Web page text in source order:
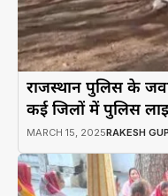
राजस्थान पुलिस के
कई जिलों में पुलिस
MARCH 15, 2025RAKESH